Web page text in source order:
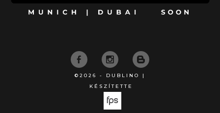
©2026 - DUBLINO |
KÉSZÍTETTE